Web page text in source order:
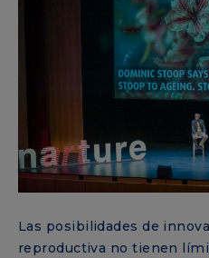
Las posibilidades de
reproductiva no tienen